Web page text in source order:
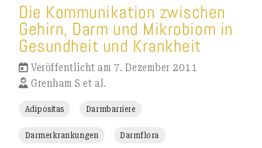
Die Kommunikation zwischen
Gehirn, Darm und Mikrobiom in
Gesundheit und Krankheit
Veröffentlicht am 7. Dezember 2011
Grenham S et al.
Adipositas Darmbarriere
Darmerkrankungen Darmflora